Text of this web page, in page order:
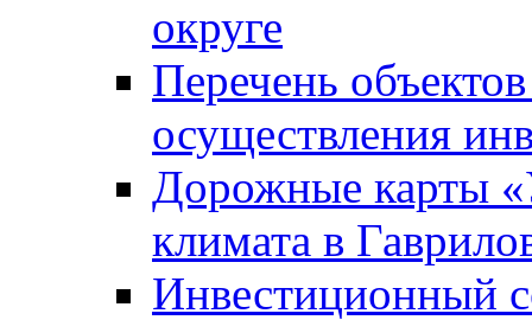
округе
Перечень
осуществления
Дорожные карты
климата в
Инвестиционный